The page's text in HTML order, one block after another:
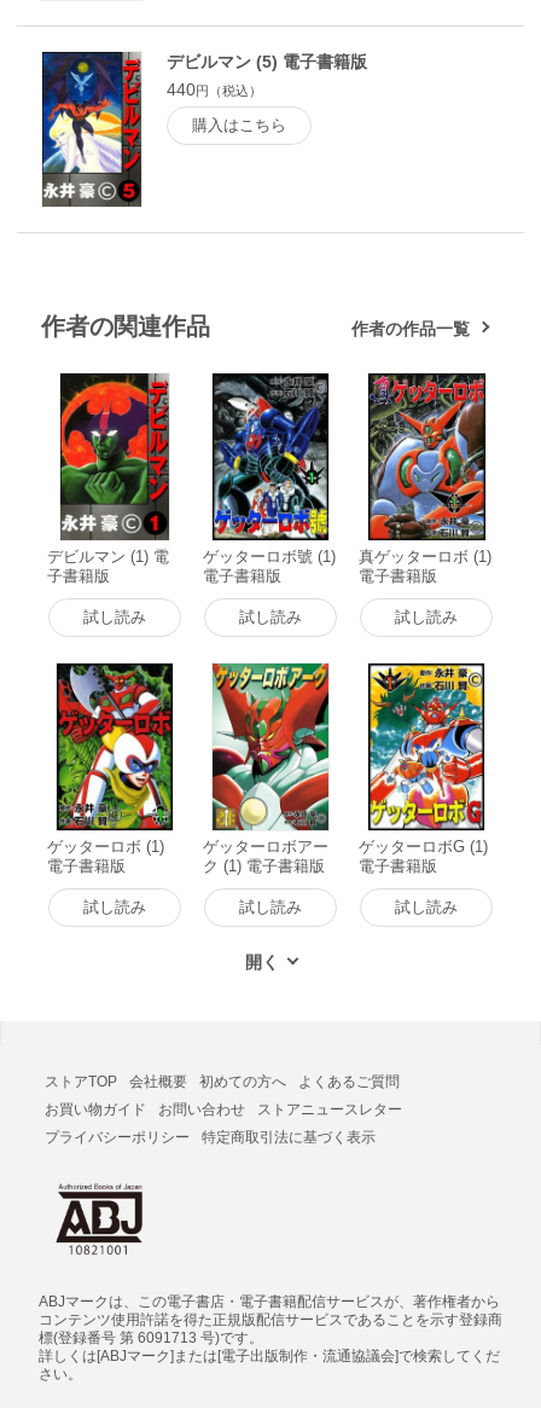
デビルマン (5) 電子書籍版
440円（税込）
購入はこちら
作者の関連作品 作者の作品一覧
デビルマン (1) 電
子書籍版
試し読み
ゲッターロボ號 (1)
電子書籍版
試し読み
真ゲッターロボ (1)
電子書籍版
試し読み
ゲッターロボ (1)
電子書籍版
試し読み
ゲッターロボアー
ク (1) 電子書籍版
試し読み
ゲッターロボG (1)
電子書籍版
試し読み
ストアTOP 会社概要 初めての方へ
よくあるご質問
お買い物ガイド
お問い合わせ
ストアニュースレター
プライバシーポリシー
特定商取引法に基づく表示
ABJマークは、この電子書店・電子書籍配信サービスが、著作権者から
コンテンツ使用許諾を得た正規版配信サービスであることを示す登録商
標(登録番号 第 6091713 号)です。
詳しくは[ABJマーク]または[電子出版制作・流通協議会]で検索してくだ
さい。